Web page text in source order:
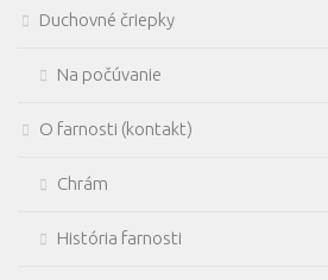
Duchovné čriepky
Na počúvanie
O farnosti (kontakt)
Chrám
História farnosti